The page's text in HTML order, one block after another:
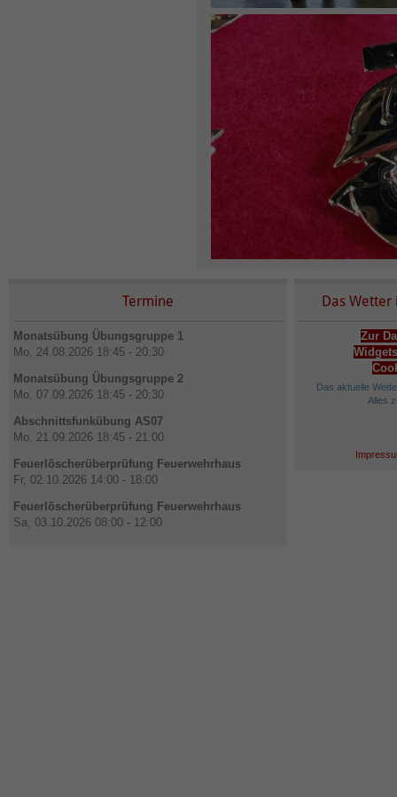
Termine
Monatsübung Übungsgruppe 1
Mo, 24.08.2026 18:45 - 20:30
Monatsübung Übungsgruppe 2
Mo, 07.09.2026 18:45 - 20:30
Abschnittsfunkübung AS07
Mo, 21.09.2026 18:45 - 21:00
Feuerlöscherüberprüfung Feuerwehrhaus
Fr, 02.10.2026 14:00 - 18:00
Feuerlöscherüberprüfung Feuerwehrhaus
Sa, 03.10.2026 08:00 - 12:00
Das Wetter
Zur
Das aktuelle
Alles